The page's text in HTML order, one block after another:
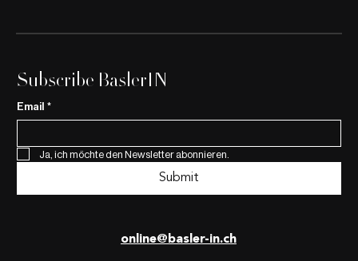
online@basler-in.ch
Subscribe BaslerIN
Email *
Ja, ich möchte den Newsletter abonnieren.
Submit